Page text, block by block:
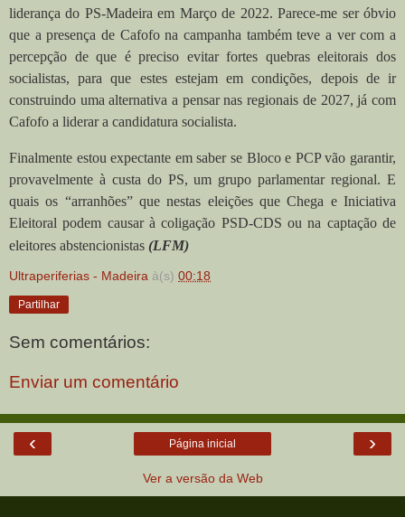
liderança do PS-Madeira em Março de 2022. Parece-me ser óbvio
que a presença de Cafofo na campanha também teve a ver com a
percepção de que é preciso evitar fortes quebras eleitorais dos
socialistas, para que estes estejam em condições, depois de ir
construindo uma alternativa a pensar nas regionais de 2027, já com
Cafofo a liderar a candidatura socialista.
Finalmente estou expectante em saber se Bloco e PCP vão garantir,
provavelmente à custa do PS, um grupo parlamentar regional. E
quais os “arranhões” que nestas eleições que Chega e Iniciativa
Eleitoral podem causar à coligação PSD-CDS ou na captação de
eleitores abstencionistas (LFM)
Ultraperiferias - Madeira à(s) 00:18
Partilhar
Sem comentários:
Enviar um comentário
‹ ›
Página inicial
Ver a versão da Web